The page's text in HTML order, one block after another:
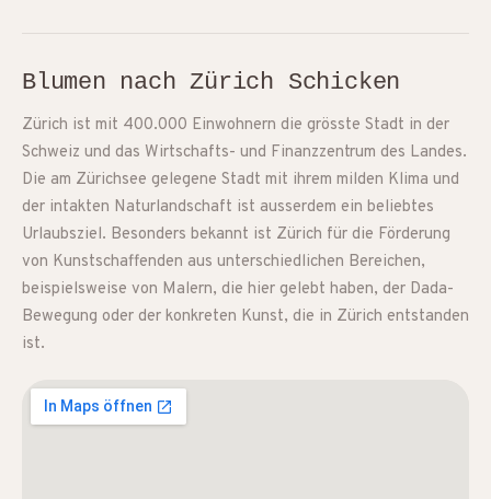
Blumen nach Zürich Schicken
Zürich ist mit 400.000 Einwohnern die grösste Stadt in der
Schweiz und das Wirtschafts- und Finanzzentrum des Landes.
Die am Zürichsee gelegene Stadt mit ihrem milden Klima und
der intakten Naturlandschaft ist ausserdem ein beliebtes
Urlaubsziel. Besonders bekannt ist Zürich für die Förderung
von Kunstschaffenden aus unterschiedlichen Bereichen,
beispielsweise von Malern, die hier gelebt haben, der Dada-
Bewegung oder der konkreten Kunst, die in Zürich entstanden
ist.